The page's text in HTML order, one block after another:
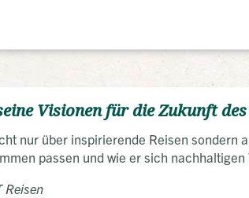
Visionen für die Zukunft
nur über inspirierende Reisen sondern
passen und wie er sich
Reisen